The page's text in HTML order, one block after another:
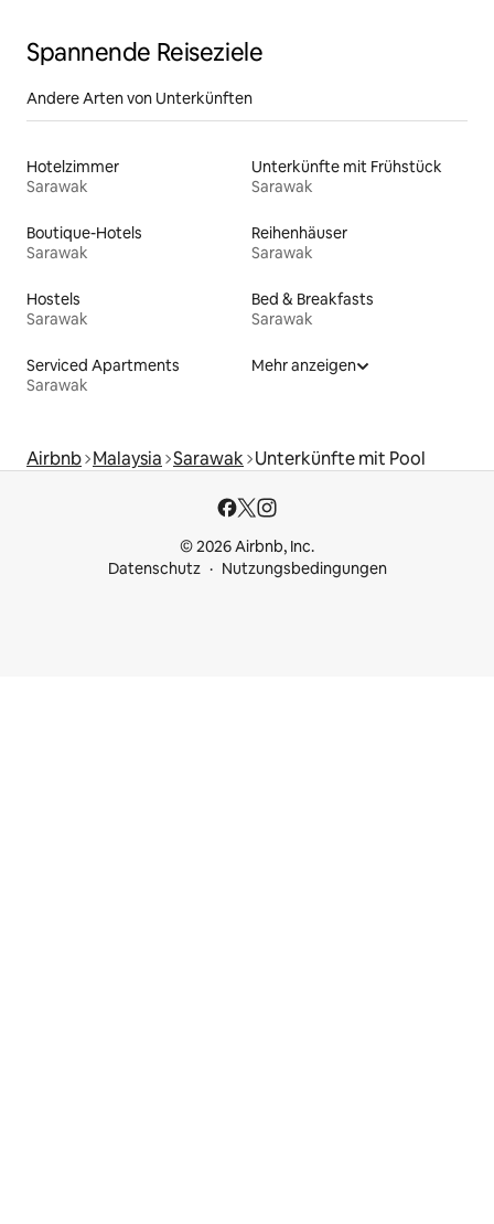
Spannende Reiseziele
Andere Arten von Unterkünften
Hotelzimmer
Sarawak
Unterkünfte mit Frühstück
Sarawak
Boutique-Hotels
Sarawak
Reihenhäuser
Sarawak
Hostels
Sarawak
Bed & Breakfasts
Sarawak
Serviced Apartments
Sarawak
Mehr anzeigen
Airbnb Malaysia Sarawak Unterkünfte mit Pool
© 2026 Airbnb, Inc.
Datenschutz
Nutzungsbedingungen